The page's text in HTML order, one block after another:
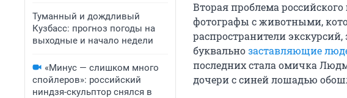
Туманный и дождливый
Кузбасс: прогноз погоды на
выходные и начало недели
«Минус — слишком много
спойлеров»: российский
ниндзя-скульптор снялся в
Вторая проблема
фотографы с животными,
распространители
буквальнозаставляющие
последних стала омичка
дочери с синей лошадью